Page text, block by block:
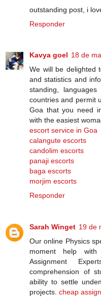
outstanding post, i
Responder
Kavya goel 18 de
We will be delighted
and statistics and
standing,
countries and permit
Goa that you need
with the easiest
escort service in Goa
calangute escorts
candolim escorts
panaji escorts
baga escorts
morjim escorts
Responder
Sarah Winget 19 de
Our online Physics
moment help
Assignment
comprehension of
ability to settle
projects. cheap